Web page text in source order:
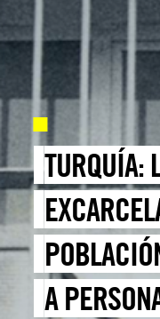
TURQUÍA:
A